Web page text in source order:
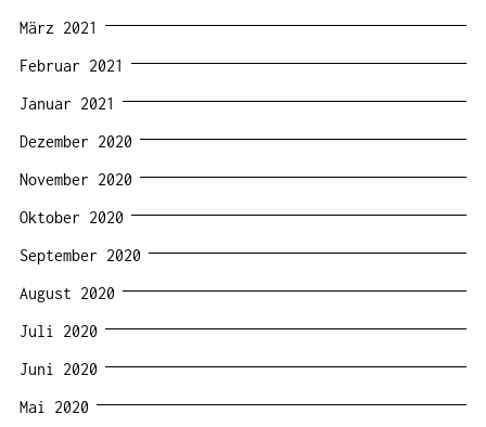
März 2021
Februar 2021
Januar 2021
Dezember 2020
November 2020
Oktober 2020
September 2020
August 2020
Juli 2020
Juni 2020
Mai 2020